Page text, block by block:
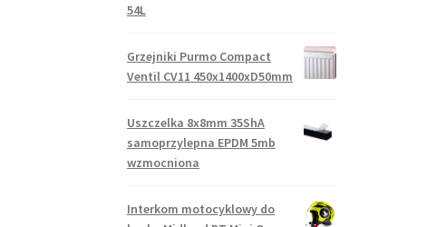
54L
Grzejniki Purmo Compact
Ventil CV11 450x1400xD50mm
Uszczelka 8x8mm 35ShA
samoprzylepna EPDM 5mb
wzmocniona
Interkom motocyklowy do